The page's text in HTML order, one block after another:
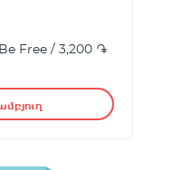
Free / 3,200 ֏